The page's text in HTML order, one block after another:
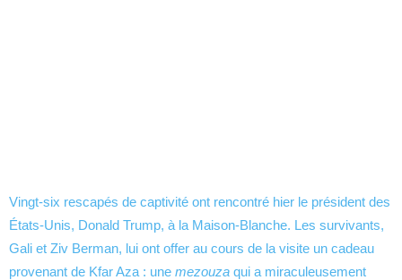
Vingt-six rescapés de captivité ont rencontré hier le président des
États-Unis, Donald Trump, à la Maison-Blanche. Les survivants,
Gali et Ziv Berman, lui ont offer au cours de la visite un cadeau
provenant de Kfar Aza : une mezouza qui a miraculeusement